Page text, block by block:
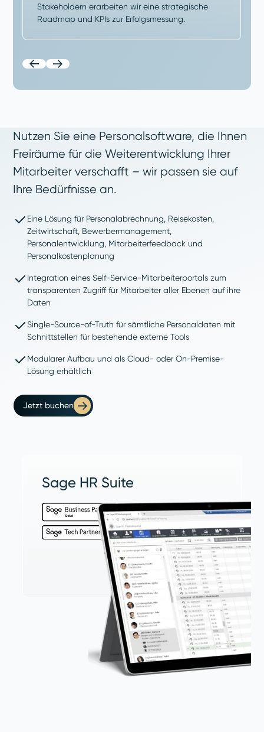
Stakeholdern erarbeiten wir eine strategische
Roadmap und KPIs zur Erfolgsmessung.
Sage HR Suite
Nutzen Sie eine Personalsoftware, die Ihnen
Freiräume für die Weiterentwicklung Ihrer
Mitarbeiter verschafft – wir passen sie auf
Ihre Bedürfnisse an.
Eine Lösung für Personalabrechnung, Reisekosten,
Zeitwirtschaft, Bewerbermanagement,
Personalentwicklung, Mitarbeiterfeedback und
Personalkostenplanung
Integration eines Self-Service-Mitarbeiterportals zum
transparenten Zugriff für Mitarbeiter aller Ebenen auf ihre
Daten
Single-Source-of-Truth für sämtliche Personaldaten mit
Schnittstellen für bestehende externe Tools
Modularer Aufbau und als Cloud- oder On-Premise-
Lösung erhältlich
Jetzt buchen